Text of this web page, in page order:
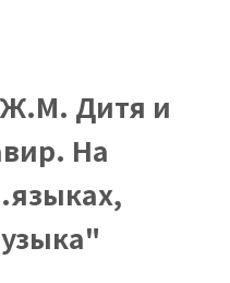
Ж.М. Дитя и
На